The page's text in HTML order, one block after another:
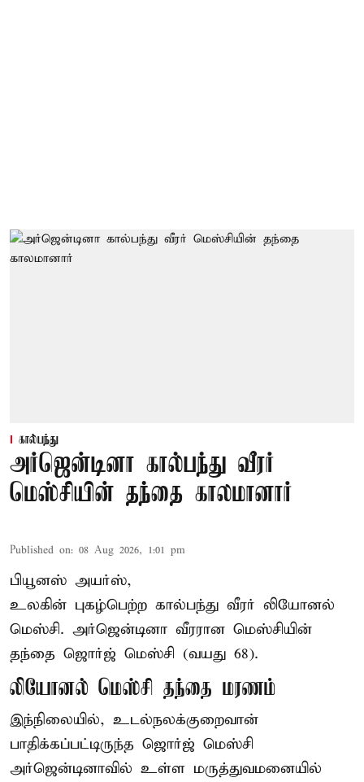
கால்பந்து
அர்ஜென்டினா கால்பந்து வீரர்
மெஸ்சியின் தந்தை காலமானார்
Published on: 08 Aug 2026, 1:01 pm
பியூனஸ் அயர்ஸ்,
உலகின் புகழ்பெற்ற கால்பந்து வீரர் லியோனல்
மெஸ்சி. அர்ஜென்டினா வீரரான மெஸ்சியின்
தந்தை ஜொர்ஜ் மெஸ்சி (வயது 68).
லியோனல் மெஸ்சி தந்தை மரணம்
இந்நிலையில், உடல்நலக்குறைவான்
பாதிக்கப்பட்டிருந்த ஜொர்ஜ் மெஸ்சி
அர்ஜென்டினாவில் உள்ள மருத்துவமனையில்